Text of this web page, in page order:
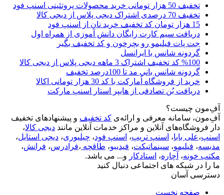
تخفیف 50 هزار تومانی خرید محصولات پروتئینی اسنپ فود
تخفیف 70 درصدی اشتراک دیجی پلاس از دیجی کالا
15 هزار تومان کد تخفیف خرید نان از اسنپ فود
دریافت سیم کارت رایگان دانش آموزی از همراه اول
جت پات فیلیمو رو بچرخون و کد تخفیف بگیر
گردونه شانس با ایرانسل
%100 کد تخفیف اشتراک 3 ماهه دیجی پلاس از دیجی کالا
گردونه شانس بانی مد تا 100درصد تخفیف
خرید از فروشگاه اُمارکت با کد 30 هزار تومانی اکالا
دریافت بُن تصادفی از هایپر استار اسنپ مارکت
آفِ‌مون چیست؟
آفِ‌مون، سامانه معرفی و ارائه‌ی کد تخفیف و پیشنهادهای تخفیف
دار فروشگاه‌های آنلاین و مراکز خدمات آنلاین مانند دیجی کالا،
اسنپ،علی بابا، اسنپ تریپ، اسنپ فود، چیلیوری، دیجی استایل،
مدیسه، فیلیمو، سینماتیکت، فیدیبو، طاقچه ،فرادرس، فرانش،
مکتب خونه، آچاره، استادکار و... می باشد.
ما را در شبکه های اجتماعی دنبال کنید
دسترسی آسان
صفحه نخست